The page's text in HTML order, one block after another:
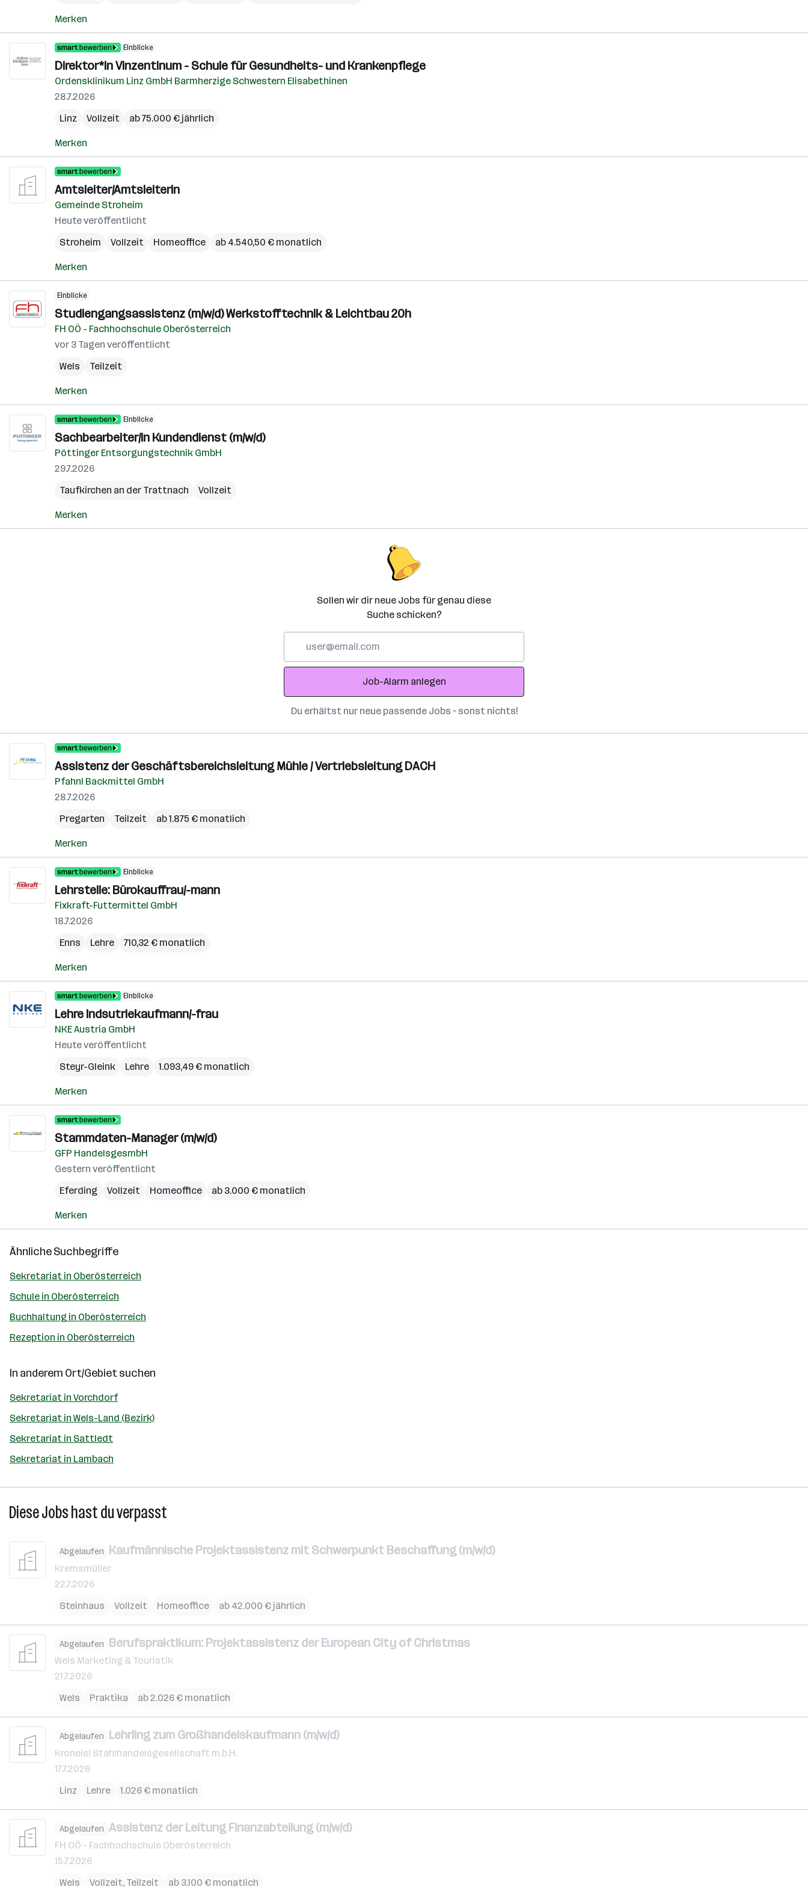
Merken
Einblicke
Direktor*in Vinzentinum - Schule für Gesundheits- und Krankenpflege
Ordensklinikum Linz GmbH Barmherzige Schwestern Elisabethinen
28.7.2026
Linz
Vollzeit ab 75.000 € jährlich
Merken
Amtsleiter/Amtsleiterin
Gemeinde Stroheim
Heute veröffentlicht
Stroheim
Vollzeit Homeoffice ab 4.540,50 € monatlich
Merken
Einblicke
Studiengangsassistenz (m/w/d) Werkstofftechnik & Leichtbau 20h
FH OÖ - Fachhochschule Oberösterreich
vor 3 Tagen veröffentlicht
Wels
Teilzeit
Merken
Einblicke
Sachbearbeiter/in Kundendienst (m/w/d)
Pöttinger Entsorgungstechnik GmbH
29.7.2026
Taufkirchen an der Trattnach
Vollzeit
Merken
Sollen wir dir neue Jobs für genau diese
Suche schicken?
Adresse
Job-Alarm anlegen
Du erhältst nur neue passende Jobs – sonst nichts!
Assistenz der Geschäftsbereichsleitung Mühle / Vertriebsleitung DACH
Pfahnl Backmittel GmbH
28.7.2026
Pregarten
Teilzeit ab 1.875 € monatlich
Merken
Einblicke
Lehrstelle: Bürokauffrau/-mann
Fixkraft-Futtermittel GmbH
18.7.2026
Enns
Lehre 710,32 € monatlich
Merken
Einblicke
Lehre Indsutriekaufmann/-frau
NKE Austria GmbH
Heute veröffentlicht
Steyr-Gleink
Lehre 1.093,49 € monatlich
Merken
Stammdaten-Manager (m/w/d)
GFP HandelsgesmbH
Gestern veröffentlicht
Eferding
Vollzeit Homeoffice ab 3.000 € monatlich
Merken
Ähnliche Suchbegriffe
Sekretariat in Oberösterreich
Schule in Oberösterreich
Buchhaltung in Oberösterreich
Rezeption in Oberösterreich
In anderem Ort/Gebiet suchen
Sekretariat in Vorchdorf
Sekretariat in Wels-Land (Bezirk)
Sekretariat in Sattledt
Sekretariat in Lambach
Diese Jobs hast du verpasst
Abgelaufen Kaufmännische Projektassistenz mit Schwerpunkt Beschaffung (m/w/d)
Kremsmüller
22.7.2026
Steinhaus
Vollzeit Homeoffice ab 42.000 € jährlich
Abgelaufen Berufspraktikum: Projektassistenz der European City of Christmas
Wels Marketing & Touristik
21.7.2026
Wels
Praktika ab 2.026 € monatlich
Abgelaufen Lehrling zum Großhandelskaufmann (m/w/d)
Kroneisl Stahlhandelsgesellschaft m.b.H.
17.7.2026
Linz
Lehre 1.026 € monatlich
Abgelaufen Assistenz der Leitung Finanzabteilung (m/w/d)
FH OÖ - Fachhochschule Oberösterreich
15.7.2026
Wels
Vollzeit, Teilzeit ab 3.100 € monatlich